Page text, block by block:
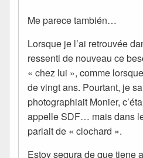
Me parece también…
Lorsque je l’ai retrouvée
ressenti de nouveau ce
« chez lui », comme
de vingt ans. Pourtant, je
photographiait Monier,
appelle SDF… mais dans
parlait de « clochard ».
Estoy segura de que